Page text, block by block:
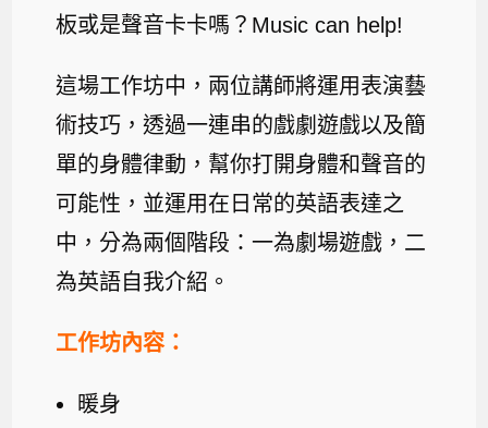
板或是聲音卡卡嗎？ Music can help!
這場工作坊中，兩位講師將運用表演藝
術技巧，透過一連串的戲劇遊戲以及簡
單的身體律動，幫你打開身體和聲音的
可能性，並運用在日常的英語表達之
中，分為兩個階段：一為劇場遊戲，二
為英語自我介紹。
工作坊內容：
暖身